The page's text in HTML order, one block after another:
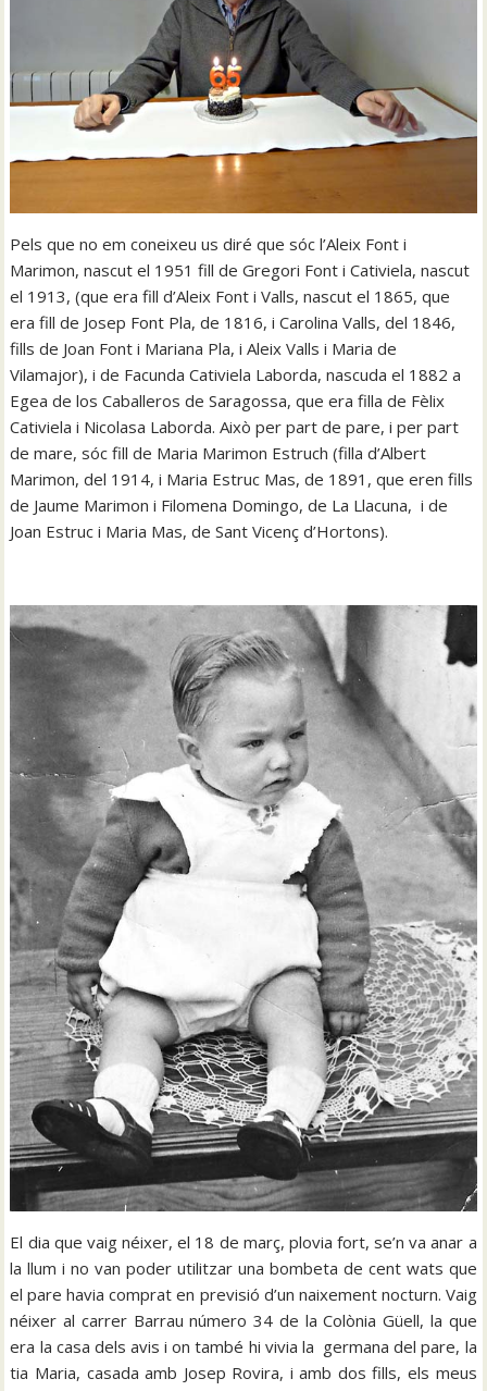
Pels que no em coneixeu us diré que sóc l’Aleix Font i
Marimon, nascut el 1951 fill de Gregori Font i Cativiela, nascut
el 1913, (que era fill d’Aleix Font i Valls, nascut el 1865, que
era fill de Josep Font Pla, de 1816, i Carolina Valls, del 1846,
fills de Joan Font i Mariana Pla, i Aleix Valls i Maria de
Vilamajor), i de Facunda Cativiela Laborda, nascuda el 1882 a
Egea de los Caballeros de Saragossa, que era filla de Fèlix
Cativiela i Nicolasa Laborda. Això per part de pare, i per part
de mare, sóc fill de Maria Marimon Estruch (filla d’Albert
Marimon, del 1914, i Maria Estruc Mas, de 1891, que eren fills
de Jaume Marimon i Filomena Domingo, de La Llacuna, i de
Joan Estruc i Maria Mas, de Sant Vicenç d’Hortons).
El dia que vaig néixer, el 18 de març, plovia fort, se’n va anar a
la llum i no van poder utilitzar una bombeta de cent wats que
el pare havia comprat en previsió d’un naixement nocturn. Vaig
néixer al carrer Barrau número 34 de la Colònia Güell, la que
era la casa dels avis i on també hi vivia la germana del pare, la
tia Maria, casada amb Josep Rovira, i amb dos fills, els meus